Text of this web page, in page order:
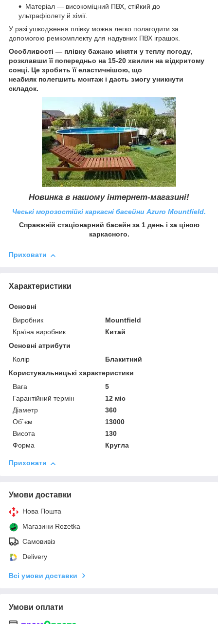
Матеріал — високоміцний ПВХ, стійкий до
ультрафіолету й хімії.
У разі ушкодження плівку можна легко полагодити за
допомогою ремкомплекту для надувних ПВХ іграшок.
Особливості — плівку бажано міняти у теплу погоду,
розклавши її попередньо на 15-20 хвилин на відкритому
сонці. Це зробить її еластичнішою, що
неабияк полегшить монтаж і дасть змогу уникнути
складок.
Новинка в нашому інтернет-магазині!
Чеські морозостійкі каркасні басейни Azuro Mountfield.
Справжній стаціонарний басейн за 1 день і за ціною
каркасного.
Приховати
Характеристики
Основні
Виробник
Mountfield
Країна виробник
Китай
Основні атрибути
Колір
Блакитний
Користувальницькі характеристики
Вага
5
Гарантійний термін
12 міс
Діаметр
360
Об`єм
13000
Висота
130
Форма
Кругла
Приховати
Умови доставки
Нова Пошта
Магазини Rozetka
Самовивіз
Delivery
Всі умови доставки
Умови оплати